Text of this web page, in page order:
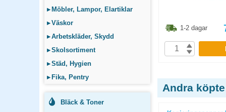
▸ Möbler, Lampor, Elartiklar
▸Väskor
▸Arbetskläder, Skydd
▸Skolsortiment
▸Städ, Hygien
▸ Fika, Pentry
Bläck & Toner
1-2 dagar
Andra